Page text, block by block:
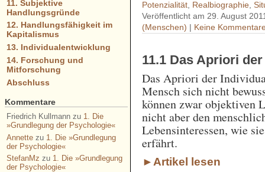
Potenzialität Realbiographie ,
Veröffentlicht am 29. August
(Menschen) | Keine
11.1 Das Apriori
Das Apriori der
Mensch sich nicht
können zwar objektiven
nicht aber den
Lebensinteressen, wie
erfährt.
►Artikel lesen
11. Subjektive
Handlungsgründe
12. Handlungsfähigkeit im
Kapitalismus
13. Individualentwicklung
14. Forschung und
Mitforschung
Abschluss
Kommentare
Friedrich Kullmannzu 1. Die
»Grundlegung der Psychologie«
Annettezu 1. Die »Grundlegung
der Psychologie«
StefanMz zu 1. Die »Grundlegung
der Psychologie«